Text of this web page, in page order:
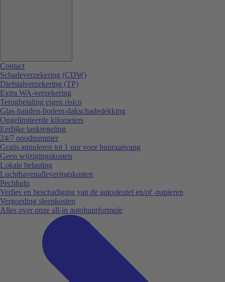
Contact
Schadeverzekering (CDW)
Diefstalverzekering (TP)
Extra WA-verzekering
Terugbetaling eigen risico
Glas-banden-bodem-dakschadedekking
Ongelimiteerde kilometers
Eerlijke tankregeling
24/7 noodnummer
Gratis annuleren tot 1 uur voor huuraanvang
Geen wijzigingskosten
Lokale belasting
Luchthavenafleveringskosten
Pechhulp
Verlies en beschadiging van de autosleutel en/of -papieren
Vergoeding sleepkosten
Alles over onze all-in autohuurformule